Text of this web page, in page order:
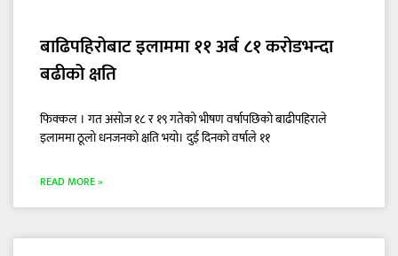
बाढिपहिरोबाट इलाममा ११ अर्ब ८१ करोडभन्दा
बढीको क्षति
फिक्कल । गत असोज १८ र १९ गतेको भीषण वर्षापछिको बाढीपहिराले
इलाममा ठूलो धनजनको क्षति भयो। दुई दिनको वर्षाले ११
READ MORE »